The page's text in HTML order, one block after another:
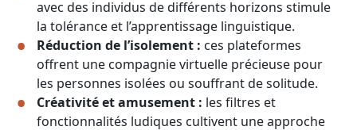
avec des individus de différents horizons stimule
la tolérance et l’apprentissage linguistique.
Réduction de l’isolement : ces plateformes
offrent une compagnie virtuelle précieuse pour
les personnes isolées ou souffrant de solitude.
Créativité et amusement : les filtres et
fonctionnalités ludiques cultivent une approche